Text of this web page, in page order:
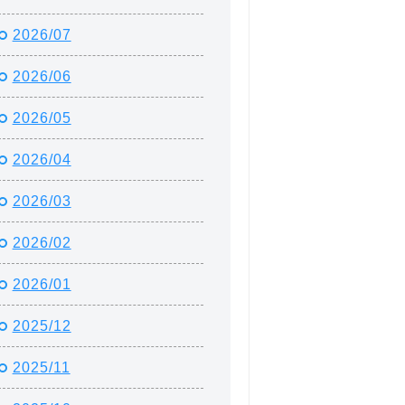
2026/07
2026/06
2026/05
2026/04
2026/03
2026/02
2026/01
2025/12
2025/11